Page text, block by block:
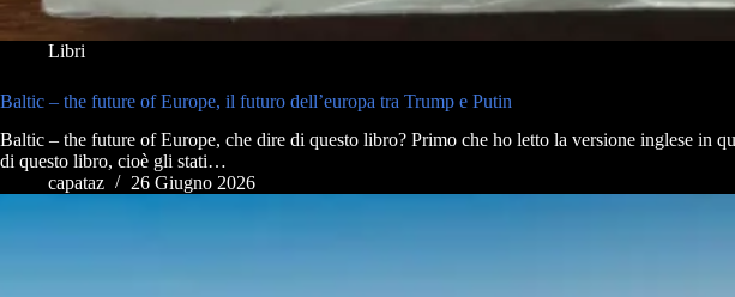
Libri
Baltic – the future of Europe, il futuro dell’europa tra Trump e Putin
Baltic – the future of Europe, che dire di questo libro? Primo che ho letto la versione inglese in
di questo libro, cioè gli stati…
capataz
26 Giugno 2026